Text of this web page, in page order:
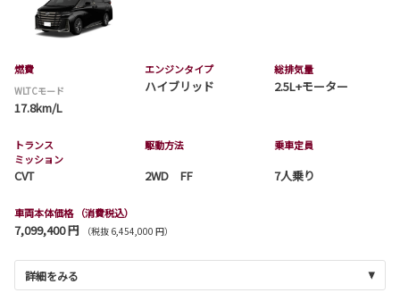
燃費
WLTCモード
17.8km/L
エンジンタイプ
ハイブリッド
総排気量
2.5L+モーター
トランス
ミッション
CVT
駆動方法
2WD FF
乗車定員
7人乗り
車両本体価格 （消費税込）
7,099,400 円 （税抜 6,454,000 円）
詳細をみる